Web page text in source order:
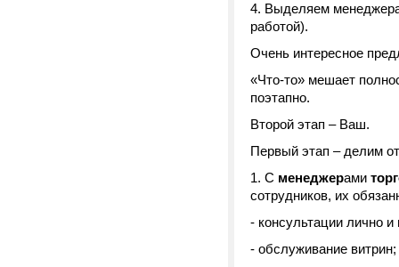
4. Выделяем
работой).
Очень интересное
«Что-то» мешает
поэтапно.
Второй этап – Ваш.
Первый этап – делим
1. С менеджерами
сотрудников, их
- консультации лично
- обслуживание витрин;